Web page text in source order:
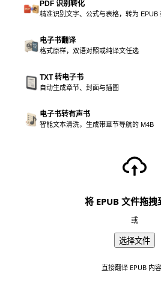
PDF 识别转化
精准识别文字、公式与表格，转为 EPUB
电子书翻译
格式原样，双语对照或纯译文任选
TXT 转电子书
自动生成章节、封面与插图
电子书转有声书
智能文本清洗，生成带章节导航的 M4B
将 EPUB 文件拖拽
或
选择文件
直接翻译 EPUB 内容